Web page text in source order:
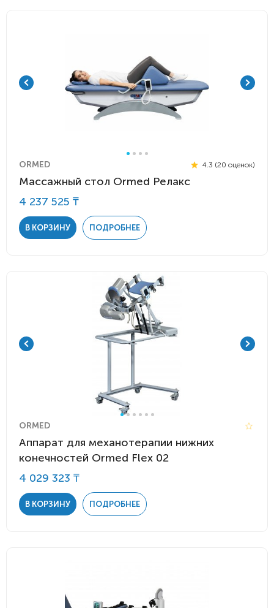
ORMED 4.3 (20 оценок)
Массажный стол Ormed Релакс
4 237 525 ₸
В КОРЗИНУ ПОДРОБНЕЕ
ORMED
Аппарат для механотерапии нижних
конечностей Ormed Flex 02
4 029 323 ₸
В КОРЗИНУ ПОДРОБНЕЕ